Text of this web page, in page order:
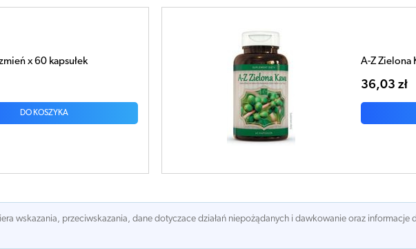
x 60 kapsułek
DO KOSZYKA
Papaja x 60
33,45 zł
wskazania, przeciwskazania, dane dotyczace działań niepożądanych i dawkowanie oraz